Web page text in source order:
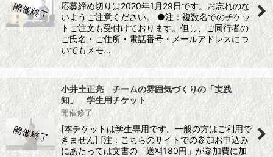
応募締め切りは2020年1月29日です。お忘れのな
いようご注意ください。 ●注：複数名でのチケッ
トご注文も受付けております。但し、ご同行者の
ご氏名・ご住所・電話番号・メールアドレスにつ
いてもメモ…
小井土正亮 チームの雰囲気づくりの「実践
知」 学生用チケット
開催修了
[本チケットは学生専用です。一般の方はご利用で
きません] [注：こちらのサイトでの参加お申込み
にあたっては文書の「送料180円」が参加費に加